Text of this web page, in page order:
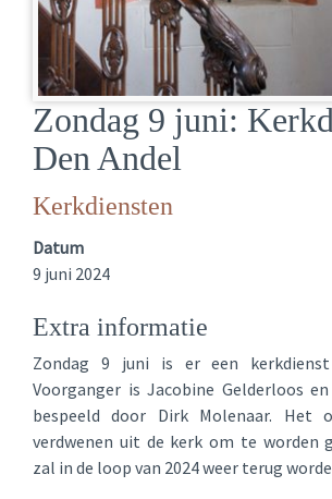
Zondag 9 juni:
Den Andel
Kerkdiensten
Datum
9 juni 2024
Extra informatie
Zondag 9 juni is er een
Voorganger is Jacobine Gelderloos
bespeeld door Dirk Molenaar. Het
verdwenen uit de kerk om te worden
zal in de loop van 2024 weer terug